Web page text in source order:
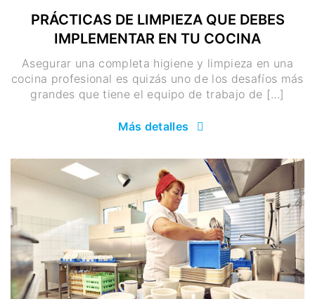
PRÁCTICAS DE LIMPIEZA QUE DEBES
IMPLEMENTAR EN TU COCINA
Asegurar una completa higiene y limpieza en una
cocina profesional es quizás uno de los desafíos más
grandes que tiene el equipo de trabajo de […]
Más detalles